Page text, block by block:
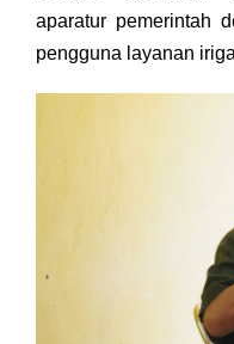
aparatur pemerintah
pengguna layanan